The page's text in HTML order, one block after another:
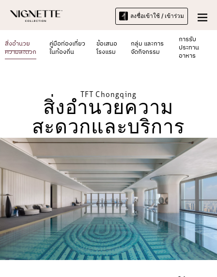
ลงชื่อเข้าใช้ / เข้าร่วม
สิ่งอำนวย
ความสะดวก
คู่มือท่องเที่ยว
ในท้องถิ่น
ข้อเสนอ
โรงแรม
กลุ่ม และการ
จัดกิจกรรม
การรับ
ประทาน
อาหาร
TFT Chongqing
สิ่งอำนวยความ
สะดวกและบริการ